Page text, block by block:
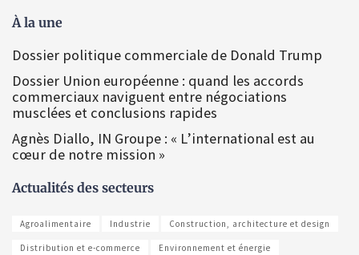
À la une
Dossier politique commerciale de Donald Trump
Dossier Union européenne : quand les accords
commerciaux naviguent entre négociations
musclées et conclusions rapides
Agnès Diallo, IN Groupe : « L’international est au
cœur de notre mission »
Actualités des secteurs
Agroalimentaire Industrie Construction, architecture et design
Distribution et e-commerce Environnement et énergie